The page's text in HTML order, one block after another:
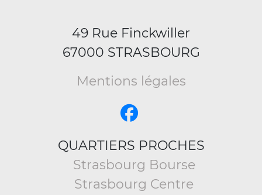
49 Rue Finckwiller
67000 STRASBOURG
Mentions légales
QUARTIERS PROCHES
Strasbourg Bourse
Strasbourg Centre